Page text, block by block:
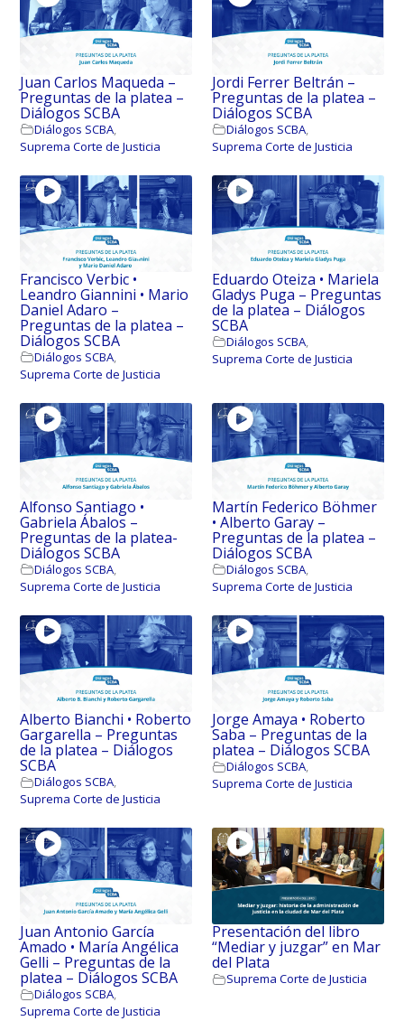
Juan Carlos Maqueda –
Preguntas de la platea –
Diálogos SCBA
Diálogos SCBA,
Suprema Corte de Justicia
Jordi Ferrer Beltrán –
Preguntas de la platea –
Diálogos SCBA
Diálogos SCBA,
Suprema Corte de Justicia
Francisco Verbic •
Leandro Giannini • Mario
Daniel Adaro –
Preguntas de la platea –
Diálogos SCBA
Diálogos SCBA,
Suprema Corte de Justicia
Eduardo Oteiza • Mariela
Gladys Puga – Preguntas
de la platea – Diálogos
SCBA
Diálogos SCBA,
Suprema Corte de Justicia
Alfonso Santiago •
Gabriela Ábalos –
Preguntas de la platea-
Diálogos SCBA
Diálogos SCBA,
Suprema Corte de Justicia
Martín Federico Böhmer
• Alberto Garay –
Preguntas de la platea –
Diálogos SCBA
Diálogos SCBA,
Suprema Corte de Justicia
Alberto Bianchi • Roberto
Gargarella – Preguntas
de la platea – Diálogos
SCBA
Diálogos SCBA,
Suprema Corte de Justicia
Jorge Amaya • Roberto
Saba – Preguntas de la
platea – Diálogos SCBA
Diálogos SCBA,
Suprema Corte de Justicia
Juan Antonio García
Amado • María Angélica
Gelli – Preguntas de la
platea – Diálogos SCBA
Diálogos SCBA,
Suprema Corte de Justicia
Presentación del libro
“Mediar y juzgar” en Mar
del Plata
Suprema Corte de Justicia